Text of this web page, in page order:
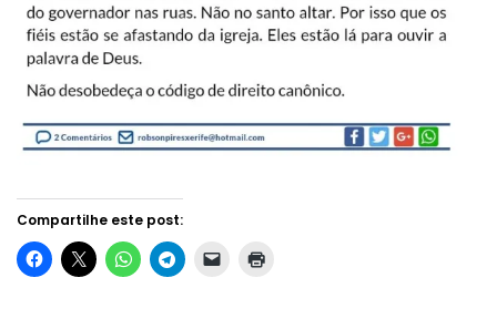
Compartilhe este post: